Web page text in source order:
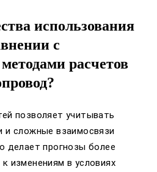
использования
с
расчетов
позволяет учитывать
и сложные взаимосвязи
делает прогнозы более
изменениям в условиях